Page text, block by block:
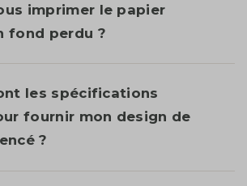
imprimer le papier
fond perdu ?
les spécifications
fournir mon design de
?